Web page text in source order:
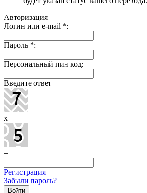
Авторизация
Логин или e-mail *:
Пароль *:
Персональный пин код:
Введите ответ
x
=
Регистрация
Забыли пароль?